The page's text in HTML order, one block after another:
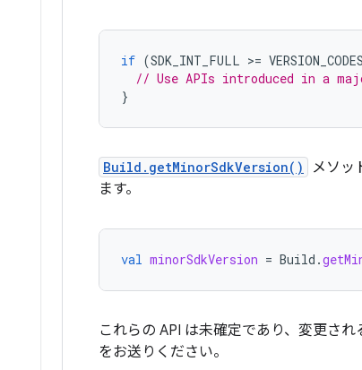
if (SDK_INT_FULL >=
// Use APIs introduced in a
}
Build.getMinorSdkVersion()
メソッ
ます。
val minorSdkVersion = Build .
これらの API は未確定であり、変更さ
をお送りください。